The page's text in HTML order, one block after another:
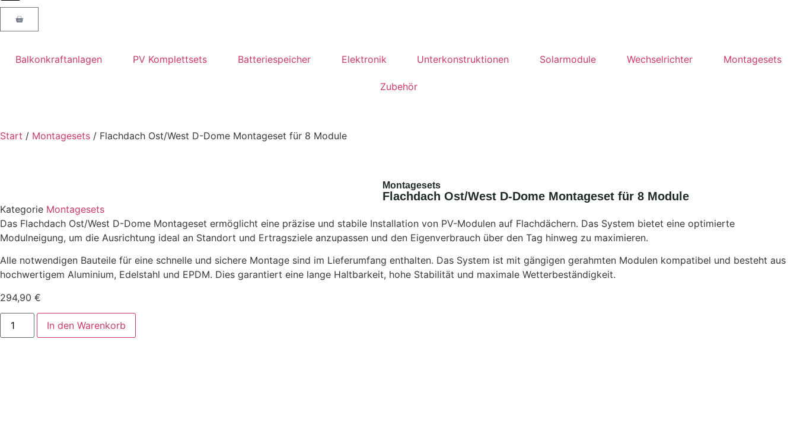
Balkonkraftanlagen PV Komplettsets Batteriespeicher Elektronik Unterkonstruktionen Solarmodule Wechselrichter Montagesets
Zubehör
Start / Montagesets / Flachdach Ost/West D-Dome Montageset für 8 Module
Montagesets
Flachdach Ost/West D-Dome Montageset für 8 Module
Kategorie Montagesets
Das Flachdach Ost/West D-Dome Montageset ermöglicht eine präzise und stabile Installation von PV-Modulen auf Flachdächern. Das System bietet eine optimierte
Modulneigung, um die Ausrichtung ideal an Standort und Ertragsziele anzupassen und den Eigenverbrauch über den Tag hinweg zu maximieren.
Alle notwendigen Bauteile für eine schnelle und sichere Montage sind im Lieferumfang enthalten. Das System ist mit gängigen gerahmten Modulen kompatibel und besteht aus
hochwertigem Aluminium, Edelstahl und EPDM. Dies garantiert eine lange Haltbarkeit, hohe Stabilität und maximale Wetterbeständigkeit.
294,90 €
In den Warenkorb